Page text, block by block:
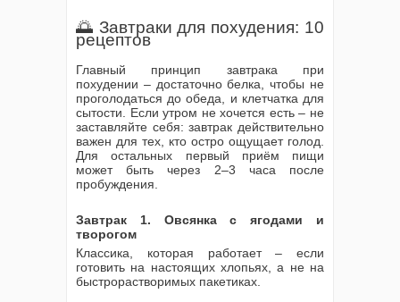
🌅 Завтраки для похудения: 10
рецептов
Главный принцип завтрака при
похудении – достаточно белка, чтобы не
проголодаться до обеда, и клетчатка для
сытости. Если утром не хочется есть – не
заставляйте себя: завтрак действительно
важен для тех, кто остро ощущает голод.
Для остальных первый приём пищи
может быть через 2–3 часа после
пробуждения.
Завтрак 1. Овсянка с ягодами и
творогом
Классика, которая работает – если
готовить на настоящих хлопьях, а не на
быстрорастворимых пакетиках.